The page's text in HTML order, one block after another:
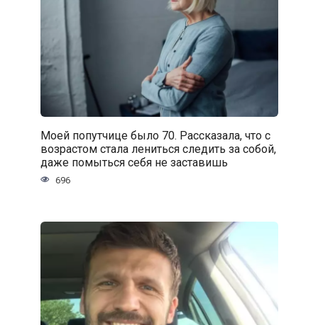
Моей попутчице было 70. Рассказала, что с
возрастом стала лениться следить за собой,
даже помыться себя не заставишь
696